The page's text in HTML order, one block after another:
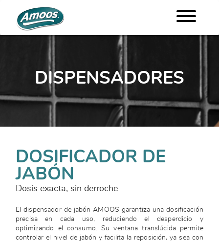
DISPENSADORES
DOSIFICADOR DE
JABÓN
Dosis exacta, sin derroche
El dispensador de jabón AMOOS garantiza una dosificación
precisa en cada uso, reduciendo el desperdicio y
optimizando el consumo. Su ventana translúcida permite
controlar el nivel de jabón y facilita la reposición, ya sea con